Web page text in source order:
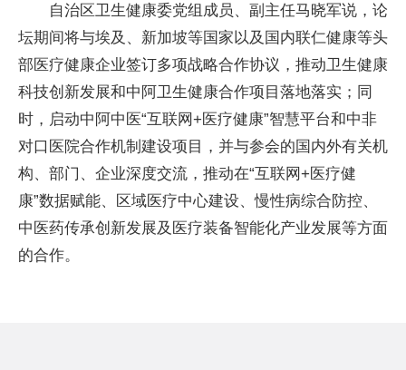
自治区卫生健康委党组成员、副主任马晓军说，论
坛期间将与埃及、新加坡等国家以及国内联仁健康等头
部医疗健康企业签订多项战略合作协议，推动卫生健康
科技创新发展和中阿卫生健康合作项目落地落实；同
时，启动中阿中医“互联网+医疗健康”智慧平台和中非
对口医院合作机制建设项目，并与参会的国内外有关机
构、部门、企业深度交流，推动在“互联网+医疗健
康”数据赋能、区域医疗中心建设、慢性病综合防控、
中医药传承创新发展及医疗装备智能化产业发展等方面
的合作。